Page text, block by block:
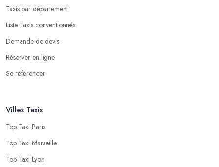
Taxis par département
Liste Taxis conventionnés
Demande de devis
Réserver en ligne
Se référencer
Villes Taxis
Top Taxi Paris
Top Taxi Marseille
Top Taxi Lyon